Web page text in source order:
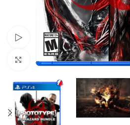
Xem video
Nhấp để phóng to